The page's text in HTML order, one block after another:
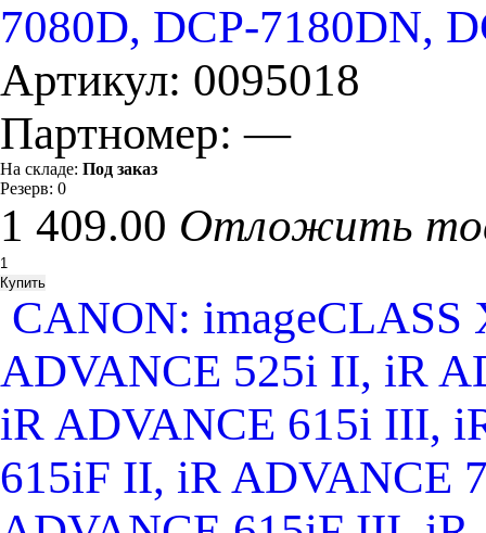
7080D, DCP-7180DN,
Артикул: 0095018
Партномер:—
На складе: Под заказ
Резерв: 0
1 409.00 Отложить
CANON: imageCLASS
ADVANCE 525i II, iR
iR ADVANCE 615i III,
615iF II, iR ADVANCE